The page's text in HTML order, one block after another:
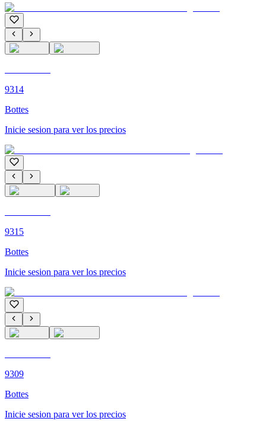
9314
Bottes
Inicie sesion para ver los precios
9315
Bottes
Inicie sesion para ver los precios
9309
Bottes
Inicie sesion para ver los precios